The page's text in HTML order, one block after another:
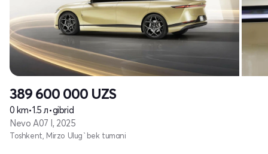
389 600 000 UZS
0 km•1.5 л•gibrid
Nevo A07 I, 2025
Toshkent, Mirzo Ulug`bek tumani